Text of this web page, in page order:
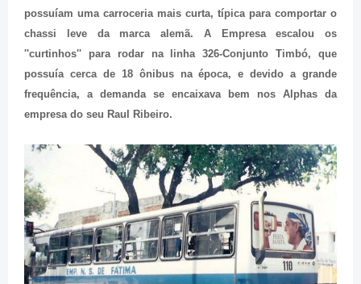
possuíam uma carroceria mais curta, típica para comportar o
chassi leve da marca alemã. A Empresa escalou os
''curtinhos'' para rodar na linha 326-Conjunto Timbó, que
possuía cerca de 18 ônibus na época, e devido a grande
frequência, a demanda se encaixava bem nos Alphas da
empresa do seu Raul Ribeiro.